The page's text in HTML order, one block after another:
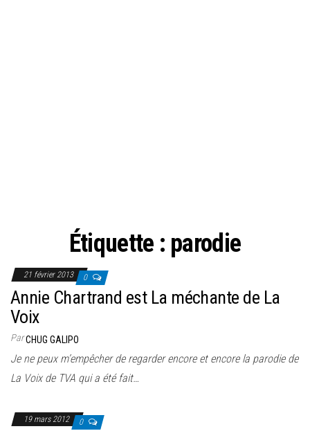
Étiquette : parodie
21 février 2013 0
Annie Chartrand est La méchante de La
Voix
ParCHUG GALIPO
Je ne peux m’empêcher de regarder encore et encore la parodie de
La Voix de TVA qui a été fait…
19 mars 2012 0